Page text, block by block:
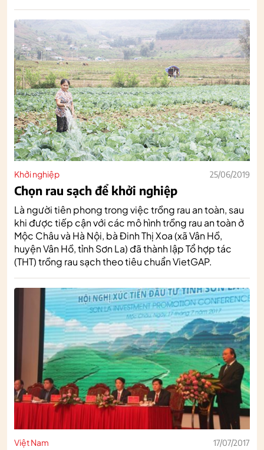
Khởi nghiệp 25/06/2019
Chọn rau sạch để khởi nghiệp
Là người tiên phong trong việc trồng rau an toàn, sau
khi được tiếp cận với các mô hình trồng rau an toàn ở
Mộc Châu và Hà Nội, bà Đinh Thị Xoa (xã Vân Hồ,
huyện Vân Hồ, tỉnh Sơn La) đã thành lập Tổ hợp tác
(THT) trồng rau sạch theo tiêu chuẩn VietGAP.
Việt Nam 17/07/2017